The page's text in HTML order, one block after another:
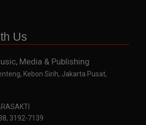
Us
Media & Publishing
Kebon Sirih, Jakarta Pusat,
3192-7139